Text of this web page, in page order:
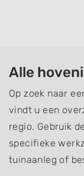
Alle
Op zoek naar
vindt u een
regio. Gebruik
specifieke
tuinaanleg of